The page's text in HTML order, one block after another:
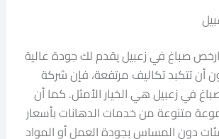
صباغ في زعبيل يقدم لك جودة عالية
أن تتكبد تكاليف مرتفعة، فإن شركة
في زعبيل هي الخيار الأمثل. كما أن
متنوعة من خدمات الدهانات بأسعار
دون المساس بجودة العمل أو المواد